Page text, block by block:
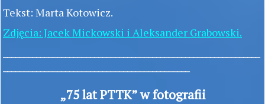
Tekst: Marta Kotowicz.
Zdjęcia: Jacek Mickowski i Aleksander Grabowski.
„75 lat PTTK” w fotografii